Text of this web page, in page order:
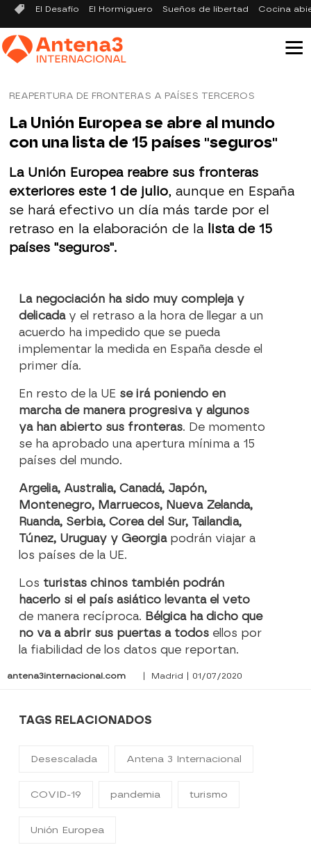
El Desafío El Hormiguero Sueños de libertad Cocina
REAPERTURA DE FRONTERAS A PAÍSES TERCEROS
La Unión Europea se abre al mundo
con una lista de 15 países "seguros"
La Unión Europea reabre sus fronteras
exteriores este 1 de julio, aunque en España
se hará efectivo un día más tarde por el
retraso en la elaboración de lalista de 15
países "seguros".
La negociación ha sido muy compleja y
delicaday el retraso a la hora de llegar a un
acuerdo ha impedido que se pueda
implementar la medida en España desde el
primer día.
En resto de la UE se irá poniendo en
marcha de manera progresiva y algunos
ya han abierto sus fronteras. De momento
se ha aprobado una apertura mínima a 15
países del mundo.
Argelia, Australia, Canadá, Japón,
Montenegro, Marruecos, Nueva Zelanda,
Ruanda, Serbia, Corea del Sur, Tailandia,
Túnez, Uruguay y Georgia podrán viajar a
los países de la UE.
Los turistas chinos también podrán
hacerlo si el país asiático levanta el veto
de manera recíproca. Bélgica ha dicho que
no va a abrir sus puertas a todos ellos por
la fiabilidad de los datos que reportan.
antena3internacional.com | Madrid | 01/07/2020
TAGS RELACIONADOS
Desescalada Antena 3 Internacional
COVID-19 pandemia turismo
Unión Europea